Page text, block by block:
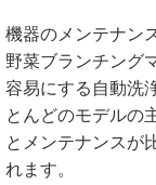
機器のメンテナン
野菜ブランチング
容易にする自動洗
とんどのモデルの
とメンテナンスが
れます。